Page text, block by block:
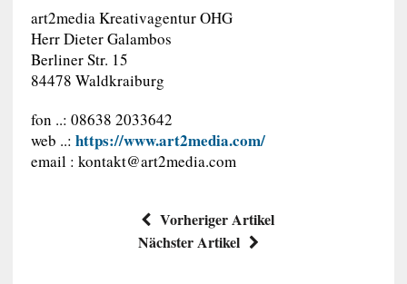
art2media Kreativagentur OHG
Herr Dieter Galambos
Berliner Str. 15
84478 Waldkraiburg
fon ..: 08638 2033642
web ..: https://www.art2media.com/
email : kontakt@art2media.com
Vorheriger Artikel
Nächster Artikel